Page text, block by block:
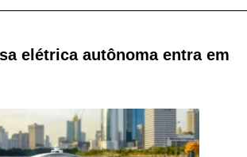
elétrica autônoma entra em